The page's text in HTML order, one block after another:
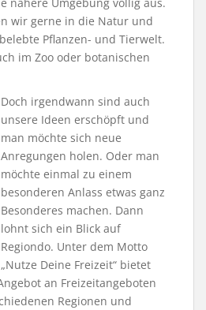
wir gerne in die Natur und
Pflanzen- und Tierwelt.
im Zoo oder botanischen
Doch irgendwann sind auch
unsere Ideen erschöpft und
man möchte sich neue
Anregungen holen. Oder man
möchte einmal zu einem
besonderen Anlass etwas ganz
Besonderes machen. Dann
lohnt sich ein Blick auf
Regiondo. Unter dem Motto
„Nutze Deine Freizeit“ bietet
an Freizeitangeboten
Regionen und